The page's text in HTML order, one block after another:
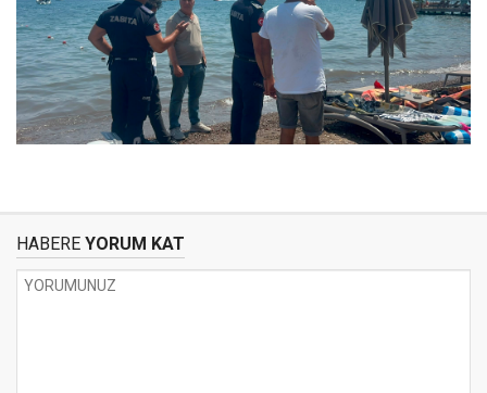
HABERE YORUM KAT